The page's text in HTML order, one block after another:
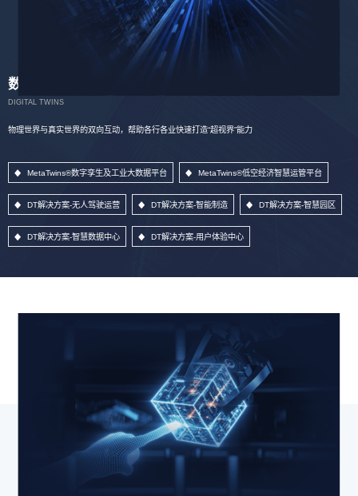
数字孪生
DIGITAL TWINS
物理世界与真实世界的双向互动，帮助各行各业快速打造“超视界”能力
MetaTwins®数字孪生及工业大数据平台 MetaTwins®低空经济智慧运管平台
DT解决方案-无人驾驶运营 DT解决方案-智能制造 DT解决方案-智慧园区
DT解决方案-智慧数据中心 DT解决方案-用户体验中心